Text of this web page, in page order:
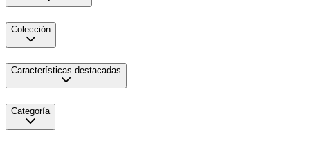
Colección
Características destacadas
Categoría